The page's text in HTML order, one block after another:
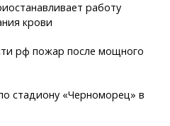
работу
крови
рф пожар после мощного
стадиону «Черноморец» в